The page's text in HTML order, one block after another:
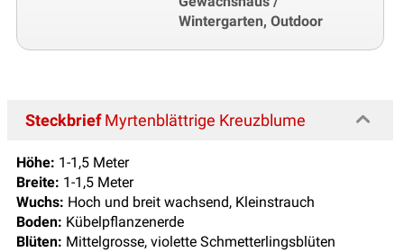
Wintergarten, Outdoor
SteckbriefMyrtenblättrige Kreuzblume
Höhe: 1-1,5 Meter
Breite: 1-1,5 Meter
Wuchs: Hoch und breit wachsend, Kleinstrauch
Boden: Kübelpflanzenerde
Blüten: Mittelgrosse, violette Schmetterlingsblüten